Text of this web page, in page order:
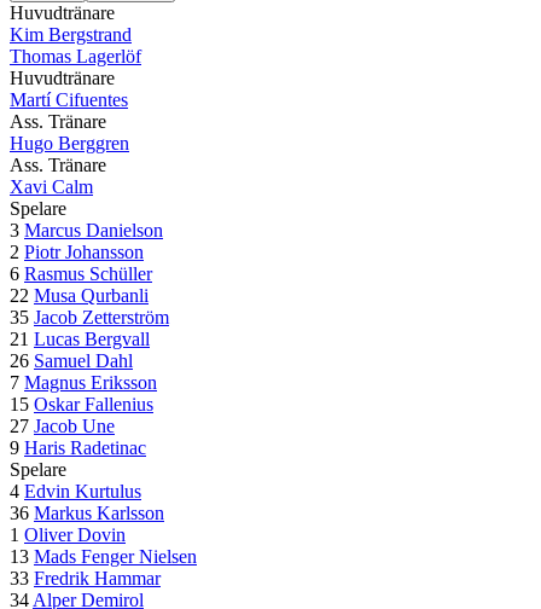
Huvudtränare
Kim Bergstrand
Thomas Lagerlöf
Huvudtränare
Martí Cifuentes
Ass. Tränare
Hugo Berggren
Ass. Tränare
Xavi Calm
Spelare
3 Marcus Danielson
2 Piotr Johansson
6 Rasmus Schüller
22 Musa Qurbanli
35 Jacob Zetterström
21 Lucas Bergvall
26 Samuel Dahl
7 Magnus Eriksson
15 Oskar Fallenius
27 Jacob Une
9 Haris Radetinac
Spelare
4 Edvin Kurtulus
36 Markus Karlsson
1 Oliver Dovin
13 Mads Fenger Nielsen
33 Fredrik Hammar
34 Alper Demirol